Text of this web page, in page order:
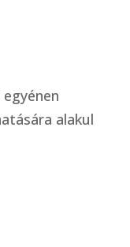
alakul